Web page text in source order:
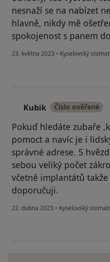
nesnaží se na nabízet
hlavně, nikdy mě
spokojenost s panem
23. května 2023 • Kyselovský
Kubik Číslo ověřené
Pokuď hledáte zubaře
pomoct a navíc je i
správné adrese. 5
sebou veliký počet
včetně implantátů
doporučuji.
22. dubna 2023 • Kyselovský